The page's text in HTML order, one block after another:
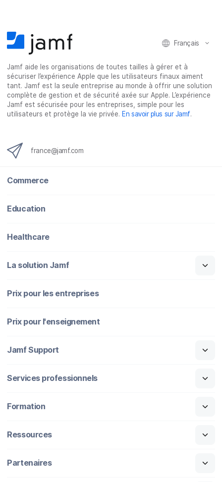
Français
Jamf aide les organisations de toutes tailles à gérer et à
sécuriser l’expérience Apple que les utilisateurs finaux aiment
tant. Jamf est la seule entreprise au monde à offrir une solution
complète de gestion et de sécurité axée sur Apple. L’expérience
Jamf est sécurisée pour les entreprises, simple pour les
utilisateurs et protège la vie privée. En savoir plus sur Jamf.
france@jamf.com
Commerce
Education
Healthcare
La solution Jamf
Prix pour les entreprises
Prix pour l'enseignement
Jamf Support
Services professionnels
Formation
Ressources
Partenaires